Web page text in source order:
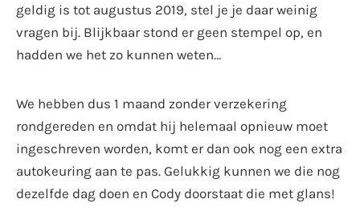
geldig is tot augustus 2019, stel je je daar weinig
vragen bij. Blijkbaar stond er geen stempel op, en
hadden we het zo kunnen weten…
We hebben dus 1 maand zonder verzekering
rondgereden en omdat hij helemaal opnieuw moet
ingeschreven worden, komt er dan ook nog een extra
autokeuring aan te pas. Gelukkig kunnen we die nog
dezelfde dag doen en Cody doorstaat die met glans!